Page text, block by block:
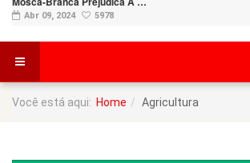
Abr 09, 2024 5978
Você está aqui: Home Agricultura